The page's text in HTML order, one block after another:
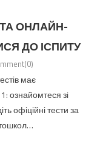
ТА ОНЛАЙН-
ДО ІСПИТУ
має
ознайомтеся зі
офіційні тести за